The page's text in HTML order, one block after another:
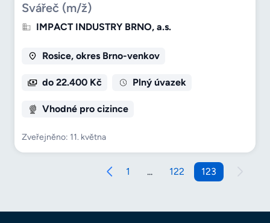
Svářeč (m/ž)
IMPACT INDUSTRY BRNO, a.s.
Rosice, okres Brno-venkov
do 22.400 Kč Plný úvazek
Vhodné pro cizince
Zveřejněno: 11. května
1 ... 122 123